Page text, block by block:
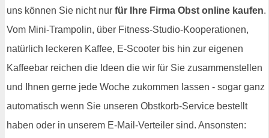
uns können Sie nicht nur für Ihre Firma Obst online kaufen.
Vom Mini-Trampolin, über Fitness-Studio-Kooperationen,
natürlich leckeren Kaffee, E-Scooter bis hin zur eigenen
Kaffeebar reichen die Ideen die wir für Sie zusammenstellen
und Ihnen gerne jede Woche zukommen lassen - sogar ganz
automatisch wenn Sie unseren Obstkorb-Service bestellt
haben oder in unserem E-Mail-Verteiler sind. Ansonsten: